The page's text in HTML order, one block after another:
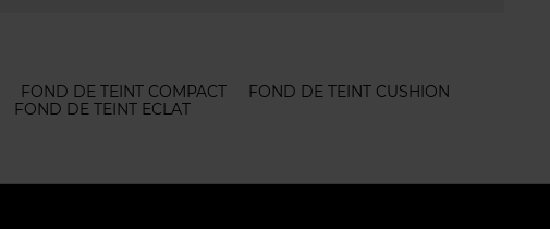
FOND DE TEINT COMPACT
FOND DE TEINT CUSHION
FOND DE TEINT ECLAT